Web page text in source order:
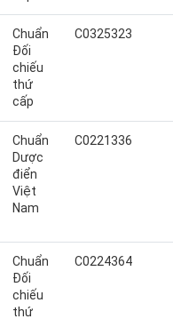
Chuẩn
Đối
chiếu
thứ
cấp
C0325323
Chuẩn
Dược
điển
Việt
Nam
C0221336
Chuẩn
Đối
chiếu
thứ
C0224364